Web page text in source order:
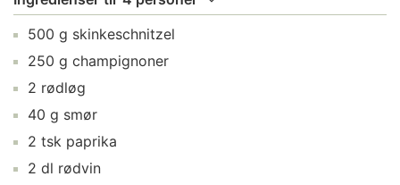
500 g skinkeschnitzel
250 g champignoner
2 rødløg
40 g smør
2 tsk paprika
2 dl rødvin